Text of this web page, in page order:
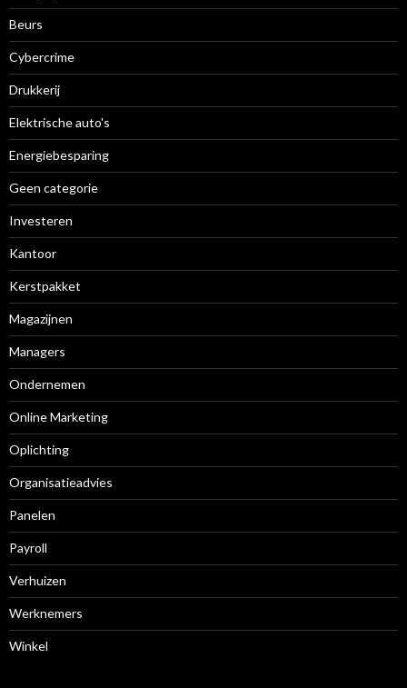
Beurs
Cybercrime
Drukkerij
Elektrische auto's
Energiebesparing
Geen categorie
Investeren
Kantoor
Kerstpakket
Magazijnen
Managers
Ondernemen
Online Marketing
Oplichting
Organisatieadvies
Panelen
Payroll
Verhuizen
Werknemers
Winkel